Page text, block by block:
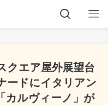
クエア屋外展望台
ードにイタリアン
カルヴィーノ」が